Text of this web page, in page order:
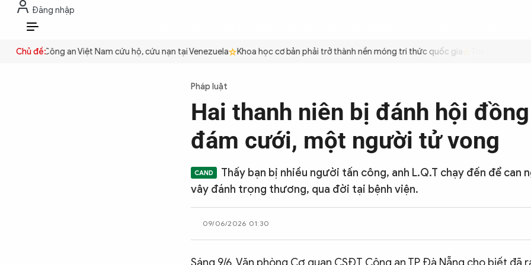
Đăng nhập
VI
Chủ đề:
quyền Công an Việt Nam cứu hộ, cứu nạn tại Venezuela Khoa học cơ bản phải trở thành nền móng tri thức quốc gia Triệt để tiết kiệm
Pháp luật
Hai thanh niên bị đánh hội
đám cưới, một người tử vong
Thấy bạn bị nhiều người tấn công, anh L.Q.T chạy đến để can
vây đánh trọng thương, qua đời tại bệnh viện.
09/06/2026 01:30